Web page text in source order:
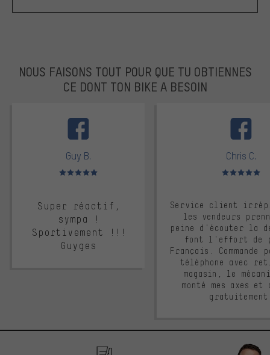
NOUS FAISONS TOUT POUR QUE TU OBTIENNES
CE DONT TON BIKE A BESOIN
Guy B.
Note moyenne : 5 sur 5
Super réactif,
sympa !
Sportivement !!!
Guyges
Chris C.
Note moyenne :
Service client
les vendeurs
peine d'écouter la
font l'effort de
Français. Commande
téléphone avec
magasin, le
monté mes axes et